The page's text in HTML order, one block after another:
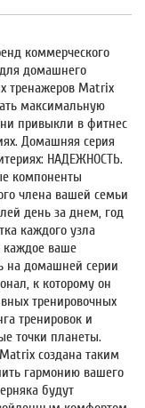
коммерческого
домашнего
тренажеров Matrix
максимальную
привыкли в фитнес
Домашняя серия
НАДЕЖНОСТЬ.
компоненты
члена вашей семьи
день за днем, год
каждого узла
каждое ваше
на домашней серии
к которому он
тренировочных
тренировок и
точки планеты.
создана таким
гармонию вашего
будут